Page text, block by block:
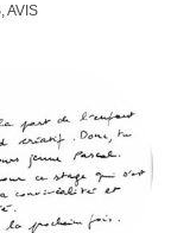
AVIS